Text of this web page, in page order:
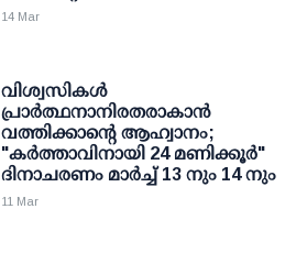
14 Mar
വിശ്വസികൾ
പ്രാർത്ഥനാനിരതരാകാൻ
വത്തിക്കാന്റെ ആഹ്വാനം;
"കർത്താവിനായി 24 മണിക്കൂർ"
ദിനാചരണം മാർച്ച് 13 നും 14 നും
11 Mar